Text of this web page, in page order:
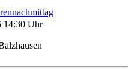
14:30 Uhr